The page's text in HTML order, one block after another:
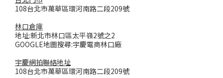
108台北市萬華區環河南路二段209號
林口倉庫
地址:新北市林口區太平嶺2號之2
GOOGLE地圖搜尋:宇慶電商林口廠
宇慶網拍聯絡地址
108台北市萬華區環河南路二段209號